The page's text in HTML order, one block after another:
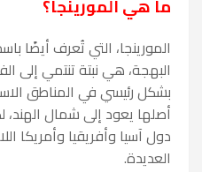
ما هي المورينجا؟
المورينجا، التي تُعرف أيضًا
البهجة، هي نبتة تنتمي إلى
بشكل رئيسي في المناطق
أصلها يعود إلى شمال الهند،
دول آسيا وأفريقيا وأمريكا
العديدة.